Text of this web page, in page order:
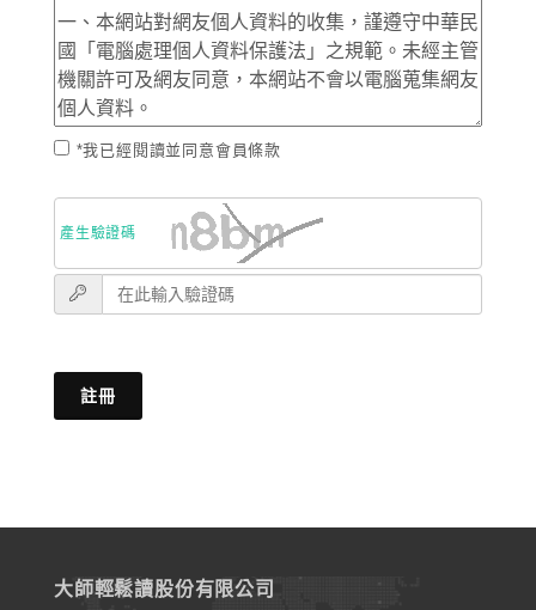
*我已經閱讀並同意會員條款
產生驗證碼
註冊
大師輕鬆讀股份有限公司